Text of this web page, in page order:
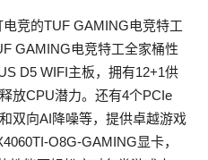
竞的TUF GAMING电竞特工
GAMING电竞特工全家桶性
D5 WIFI主板，拥有12+1供
放CPU潜力。还有4个PCIe
双向AI降噪等，提供卓越游戏
O8G-GAMING显卡，